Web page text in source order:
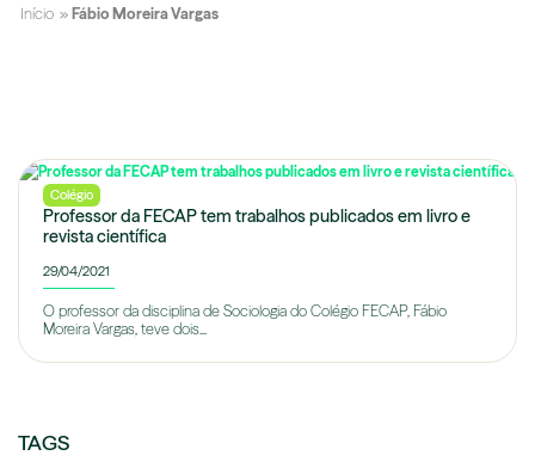
Início » Fábio Moreira Vargas
Colégio
Professor da FECAP tem trabalhos publicados em livro e
revista científica
29/04/2021
O professor da disciplina de Sociologia do Colégio FECAP, Fábio
Moreira Vargas, teve dois...
TAGS